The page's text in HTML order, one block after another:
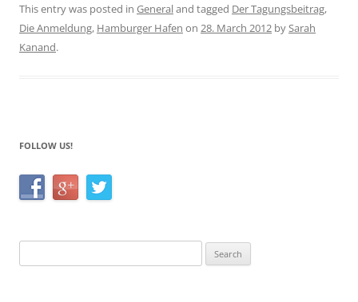
c
e
k
itt
er
ar
e
This entry was posted in Generaland tagged Der Tagungsbeitrag,
Die Anmeldung, Hamburger Hafen on 28. March 2012 bySarah
Kanand.
FOLLOW US!
for: